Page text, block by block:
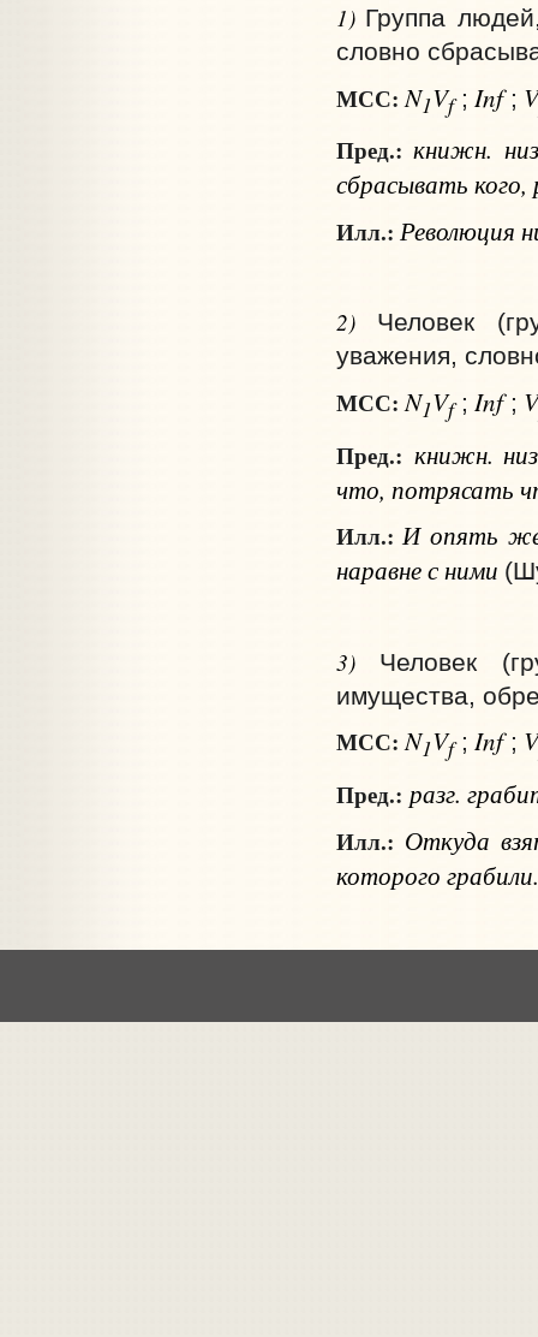
1) Группа
словно
МСС: N1Vf; Inf; V
Пред.: книжн.
сбрасывать кого,
Илл.: Революция
2) Человек
уважения,
МСС: N1Vf; Inf; V
Пред.: книжн.
что, потрясать
Илл.: И опять же:
наравне с ними
3) Человек
имущества,
МСС: N1Vf; Inf; V
Пред.: разг.
Илл.: Откуда
которого